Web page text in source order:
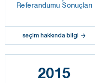
Referandumu Sonuçları
seçim hakkında bilgi
2015